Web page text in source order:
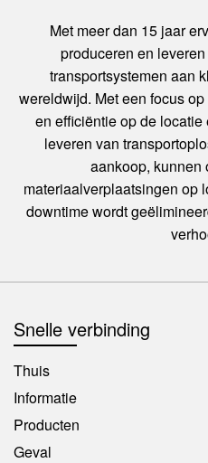
Met meer dan 15 jaar
produceren en
transportsystemen aan
wereldwijd. Met een focus
en efficiëntie op de
leveren van
aankoop, kunnen
materiaalverplaatsingen op
downtime wordt
Snelle verbinding
Thuis
Informatie
Producten
Geval